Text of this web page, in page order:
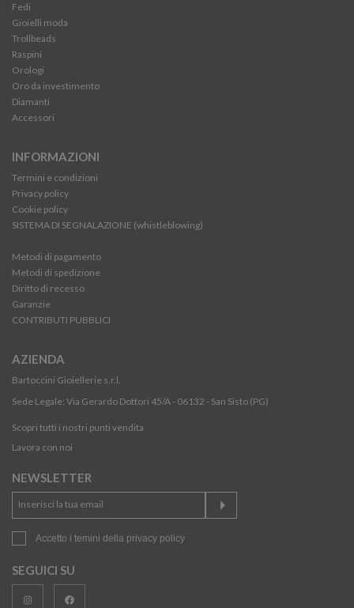
Fedi
Gioielli moda
Trollbeads
Raspini
Orologi
Oro da investimento
Diamanti
Accessori
INFORMAZIONI
Termini e condizioni
Privacy policy
Cookie policy
SISTEMA DI SEGNALAZIONE (whistleblowing)
Metodi di pagamento
Metodi di spedizione
Diritto di recesso
Garanzie
CONTRIBUTI PUBBLICI
AZIENDA
Bartoccini Gioiellerie s.r.l.
Sede Legale: Via Gerardo Dottori 45/A - 06132 - San Sisto (PG)
Scopri tutti i nostri punti vendita
Lavora con noi
NEWSLETTER
Accetto i temini della privacy policy
SEGUICI SU